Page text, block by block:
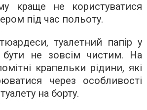
краще не користуватися
під час польоту.
туалетний папір у
бути не зовсім чистим. На
крапельки рідини, які
через особливості
на борту.